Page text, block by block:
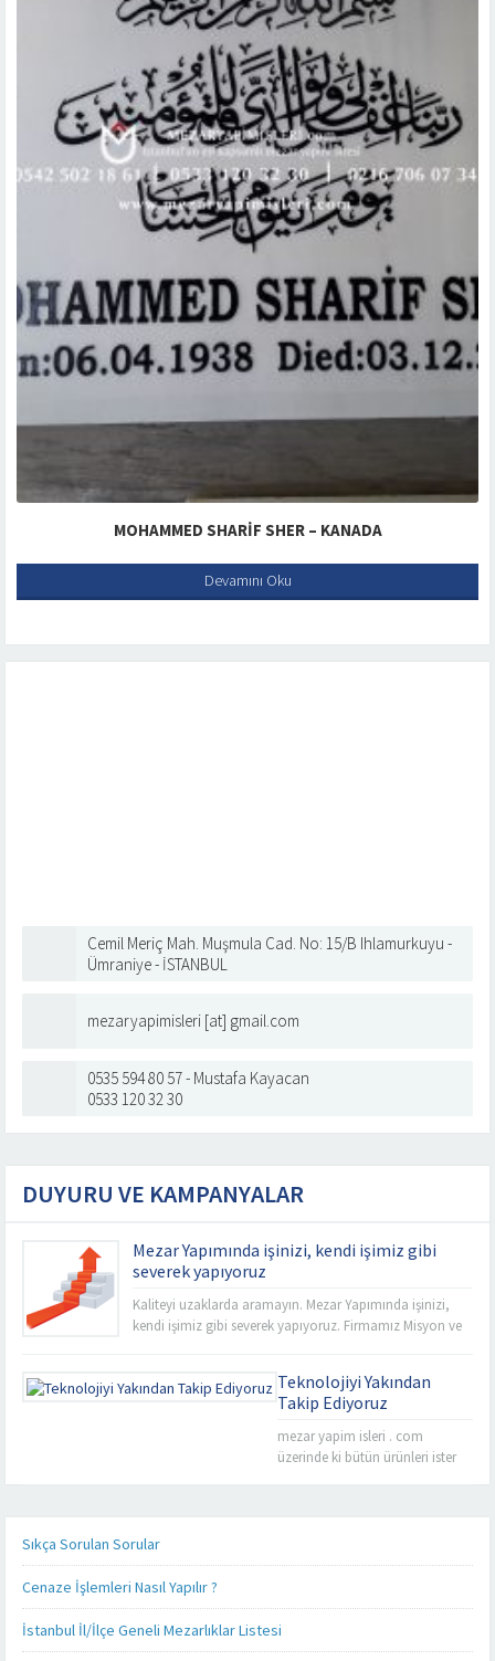
MOHAMMED SHARIF SHER – KANADA
Devamını Oku
Cemil Meriç Mah. Muşmula Cad. No: 15/B Ihlamurkuyu -
Ümraniye - İSTANBUL
mezaryapimisleri [at] gmail.com
0535 594 80 57 - Mustafa Kayacan
0533 120 32 30
DUYURU VE KAMPANYALAR
Mezar Yapımında işinizi, kendi işimiz gibi
severek yapıyoruz
Kaliteyi uzaklarda aramayın. Mezar Yapımında işinizi,
kendi işimiz gibi severek yapıyoruz. Firmamız Misyon ve
fiyatlarla buluşturup işçiliğimize yansıtıyoruz. Rahmet’i
Rahman’a uğurladımız sevdiklerimizin ebedi
istirahatgahlarını en uygun fiyat seçeneklerini sizelere
sunarak yapabilme imkanına sahibiz. Mezarlık
Teknolojiyi Yakından
Takip Ediyoruz
mezar yapim isleri . com
üzerinde ki bütün ürünleri ister
takip edebilirsiniz. Mezar yapımı
kaliteli ve daha hızlı hizmet
olduğu gibi teknoloji alanında
da güncel ürünlerimizi, ürün
Sıkça Sorulan Sorular
Cenaze İşlemleri Nasıl Yapılır ?
İstanbul İl/İlçe Geneli Mezarlıklar Listesi